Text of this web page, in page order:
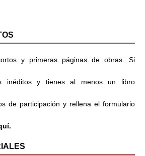
y primeras páginas de obras. Si
inéditos y tienes al menos un libro
de participación y rellena el formulario